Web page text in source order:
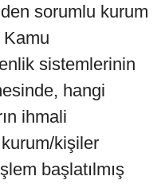
sorumlu kurum
sistemlerinin
hangi
ihmali
kişiler
başlatılmış